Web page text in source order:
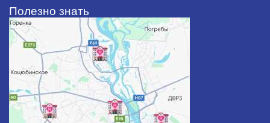
Полезно знать